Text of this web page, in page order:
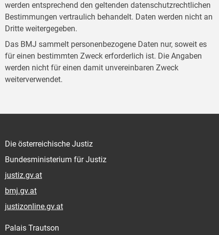
werden entsprechend den geltenden datenschutzrechtlichen
Bestimmungen vertraulich behandelt. Daten werden nicht an
Dritte weitergegeben.
Das BMJ sammelt personenbezogene Daten nur, soweit es
für einen bestimmten Zweck erforderlich ist. Die Angaben
werden nicht für einen damit unvereinbaren Zweck
weiterverwendet.
Die österreichische Justiz
Bundesministerium für Justiz
justiz.gv.at
bmj.gv.at
justizonline.gv.at
Palais Trautson